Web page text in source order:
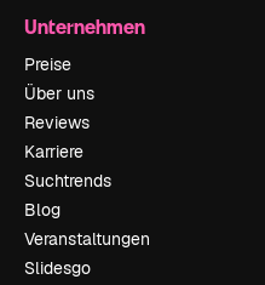
Unternehmen
Preise
Über uns
Reviews
Karriere
Suchtrends
Blog
Veranstaltungen
Slidesgo